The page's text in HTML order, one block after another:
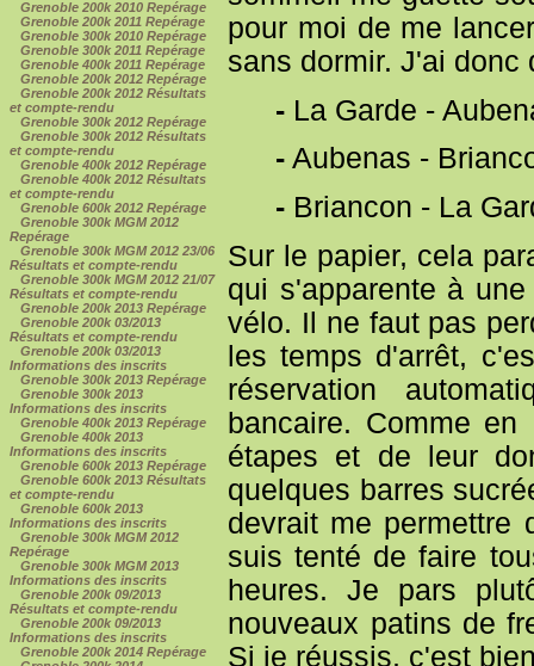
Grenoble 200k 2010 Repérage
Grenoble 200k 2011 Repérage
Grenoble 300k 2010 Repérage
Grenoble 300k 2011 Repérage
Grenoble 400k 2011 Repérage
Grenoble 200k 2012 Repérage
Grenoble 200k 2012 Résultats
et compte-rendu
Grenoble 300k 2012 Repérage
Grenoble 300k 2012 Résultats
et compte-rendu
Grenoble 400k 2012 Repérage
Grenoble 400k 2012 Résultats
et compte-rendu
Grenoble 600k 2012 Repérage
Grenoble 300k MGM 2012
Repérage
Grenoble 300k MGM 2012 23/06
Résultats et compte-rendu
Grenoble 300k MGM 2012 21/07
Résultats et compte-rendu
Grenoble 200k 2013 Repérage
Grenoble 200k 03/2013
Résultats et compte-rendu
Grenoble 200k 03/2013
Informations des inscrits
Grenoble 300k 2013 Repérage
Grenoble 300k 2013
Informations des inscrits
Grenoble 400k 2013 Repérage
Grenoble 400k 2013
Informations des inscrits
Grenoble 600k 2013 Repérage
Grenoble 600k 2013 Résultats
et compte-rendu
Grenoble 600k 2013
Informations des inscrits
Grenoble 300k MGM 2012
Repérage
Grenoble 300k MGM 2013
Informations des inscrits
Grenoble 200k 09/2013
Résultats et compte-rendu
Grenoble 200k 09/2013
Informations des inscrits
Grenoble 200k 2014 Repérage
pour moi de me
sans dormir. J'ai donc
- La Garde -
- Aubenas -
- Briancon - La
Sur le papier, cela
qui s'apparente à
vélo. Il ne faut pas
les temps d'arrêt,
réservation
bancaire. Comme
étapes et de leur
quelques barres
devrait me permettre
suis tenté de faire
heures. Je pars
nouveaux patins de
Si je réussis, c'est